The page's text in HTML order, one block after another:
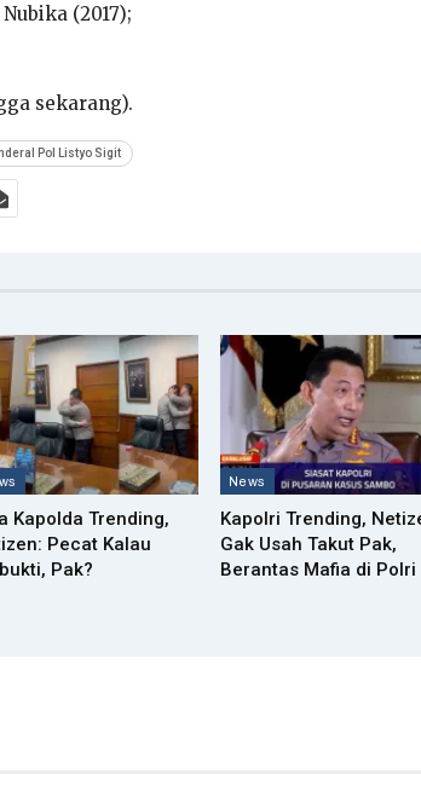
(2017);
sekarang).
Pol Listyo Sigit
Kapolda Trending,
Pecat Kalau
Pak?
News
Kapolri Trending,
Gak Usah Takut Pak,
Berantas Mafia di Polri